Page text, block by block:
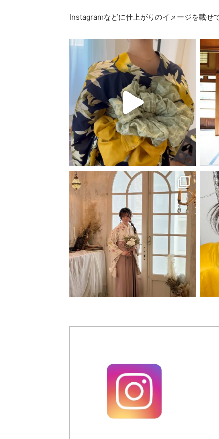
Instagramなどに仕上がりのイメージを載せ